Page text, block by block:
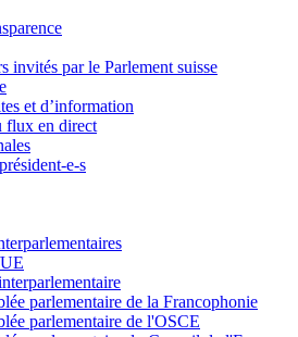
invités par le Parlement suisse
et d’information
flux en direct
e-s
parlementaire de la Francophonie
parlementaire de l'OSCE